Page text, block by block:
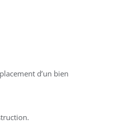
d’un bien